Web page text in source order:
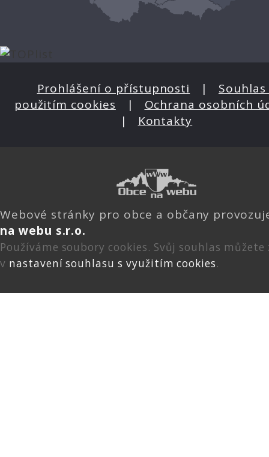
Prohlášení o přístupnosti | Souhlas
použitím cookies | Ochrana osobních
| Kontakty
Webové stránky pro obce a občany
na webu s.r.o.
Používáme soubory cookies. Svůj souhlas
v nastavení souhlasu s využitím cookies.